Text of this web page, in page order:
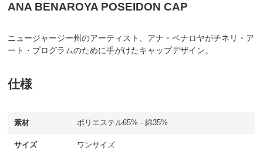
ANA BENAROYA POSEIDON CAP
ニュージャージー州のアーティスト、アナ・ベナロヤがチネリ・ア
ート・プログラムのために手がけたキャップデザイン。
仕様
素材 ポリエステル65% - 綿35%
サイズ ワンサイズ